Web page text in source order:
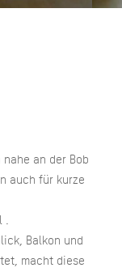
an der Bob
auch für kurze
.
Balkon und
macht diese